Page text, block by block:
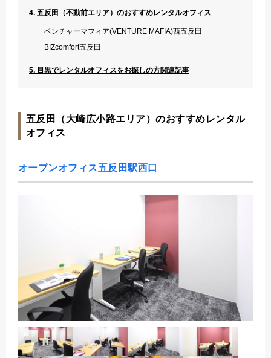
4. 五反田（不動前エリア）のおすすめレンタルオフィス
ベンチャーマフィア(VENTURE MAFIA)西五反田
BIZcomfort五反田
5. 目黒でレンタルオフィスをお探しの方関連記事
五反田（大崎広小路エリア）のおすすめレンタル
オフィス
オープンオフィス五反田駅西口